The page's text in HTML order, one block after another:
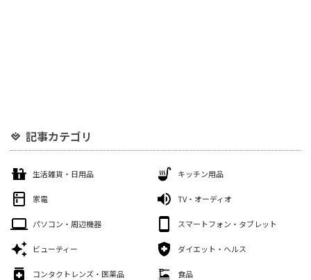
記事カテゴリ
生活雑貨・日用品 キッチン用品
家電 TV・オーディオ
パソコン・周辺機器 スマートフォン・タブレット
ビューティー ダイエット・ヘルス
コンタクトレンズ・医薬品 食品